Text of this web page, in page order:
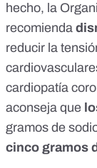
hecho, la
recomienda
reducir la
cardiopatía
aconseja que
gramos de
cinco gramos